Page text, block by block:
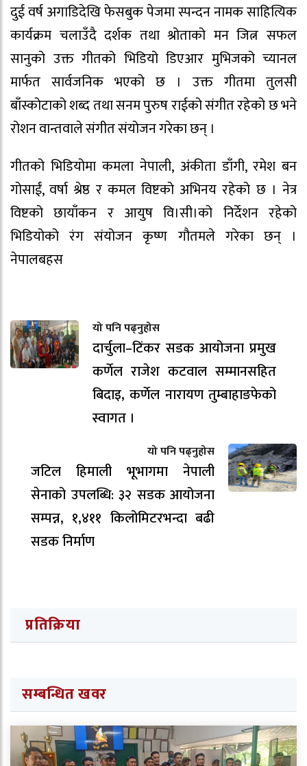
दुई वर्ष अगाडिदेखि फेसबुक पेजमा स्पन्दन नामक साहित्यिक
कार्यक्रम चलाउँदै दर्शक तथा श्रोताको मन जित्न सफल
सानुको उक्त गीतको भिडियो डिएआर मुभिजको च्यानल
मार्फत सार्वजनिक भएको छ । उक्त गीतमा तुलसी
बाँस्कोटाको शब्द तथा सनम पुरुष राईको संगीत रहेको छ भने
रोशन वान्तवाले संगीत संयोजन गरेका छन् ।
गीतको भिडियोमा कमला नेपाली, अंकीता डाँगी, रमेश बन
गोसाईं, वर्षा श्रेष्ठ र कमल विष्टको अभिनय रहेको छ । नेत्र
विष्टको छायाँकन र आयुष वि।सी।को निर्देशन रहेको
भिडियोको रंग संयोजन कृष्ण गौतमले गरेका छन् ।
नेपालबहस
यो पनि पढ्नुहोस
दार्चुला–टिंकर सडक आयोजना प्रमुख
कर्णेल राजेश कटवाल सम्मानसहित
बिदाइ, कर्णेल नारायण तुम्बाहाङफेको
स्वागत ।
यो पनि पढ्नुहोस
जटिल हिमाली भूभागमा नेपाली
सेनाको उपलब्धि: ३२ सडक आयोजना
सम्पन्न, १,४११ किलोमिटरभन्दा बढी
सडक निर्माण
प्रतिक्रिया
सम्बन्धित खवर